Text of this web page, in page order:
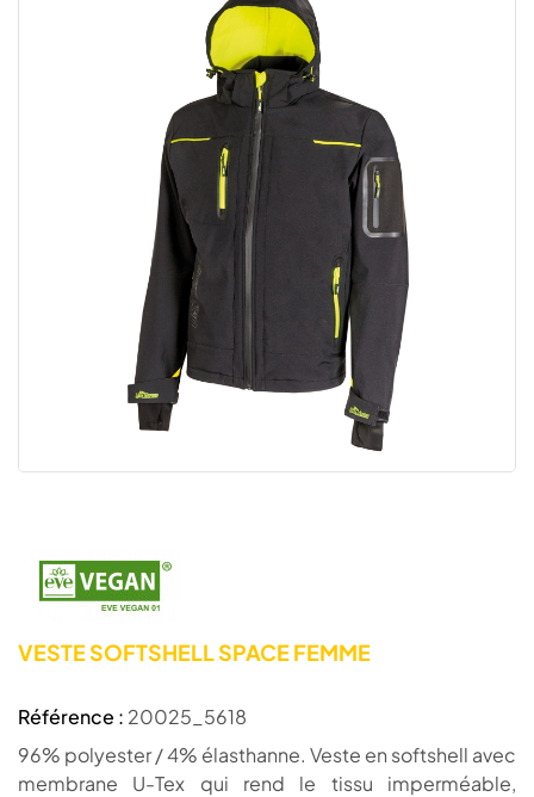
VESTE SOFTSHELL SPACE FEMME
Référence : 20025_5618
96% polyester / 4% élasthanne. Veste en softshell avec
membrane U-Tex qui rend le tissu imperméable,